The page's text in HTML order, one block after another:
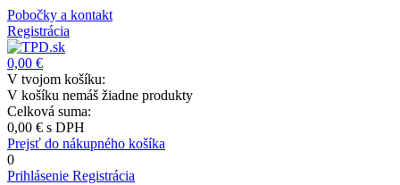
Pobočky a kontakt
Registrácia
0,00 €
V tvojom košíku:
V košíku nemáš žiadne produkty
Celková suma:
0,00 € s DPH
Prejsť do nákupného košíka
0
Prihlásenie Registrácia